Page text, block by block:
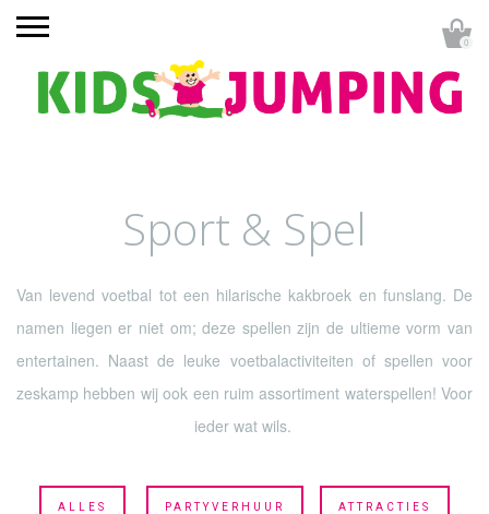
0
Sport & Spel
Van levend voetbal tot een hilarische kakbroek en funslang. De
namen liegen er niet om; deze spellen zijn de ultieme vorm van
entertainen. Naast de leuke voetbalactiviteiten of spellen voor
zeskamp hebben wij ook een ruim assortiment waterspellen! Voor
ieder wat wils.
ALLES PARTYVERHUUR ATTRACTIES